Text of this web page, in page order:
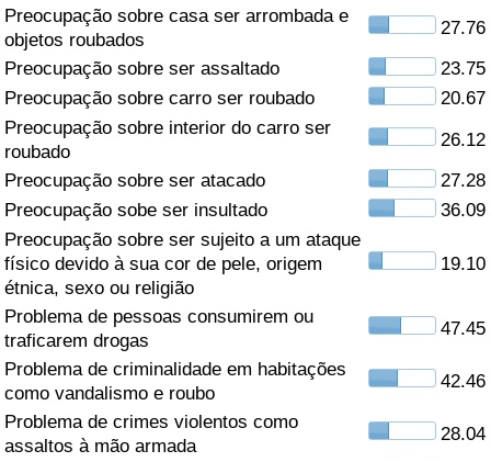
Preocupação sobre casa ser arrombada e
objetos roubados
27.76
Preocupação sobre ser assaltado
23.75
Preocupação sobre carro ser roubado
20.67
Preocupação sobre interior do carro ser
roubado
26.12
Preocupação sobre ser atacado
27.28
Preocupação sobe ser insultado
36.09
Preocupação sobre ser sujeito a um ataque
físico devido à sua cor de pele, origem
étnica, sexo ou religião
19.10
Problema de pessoas consumirem ou
traficarem drogas
47.45
Problema de criminalidade em habitações
como vandalismo e roubo
42.46
Problema de crimes violentos como
assaltos à mão armada
28.04
Saúde
Indicador de Saúde (Atual)
Indicador de Saúde
Indicador de Saúde por País
Poluição
Indicador de Poluição (Atual)
Índice de poluição
Indicador de Poluição por País